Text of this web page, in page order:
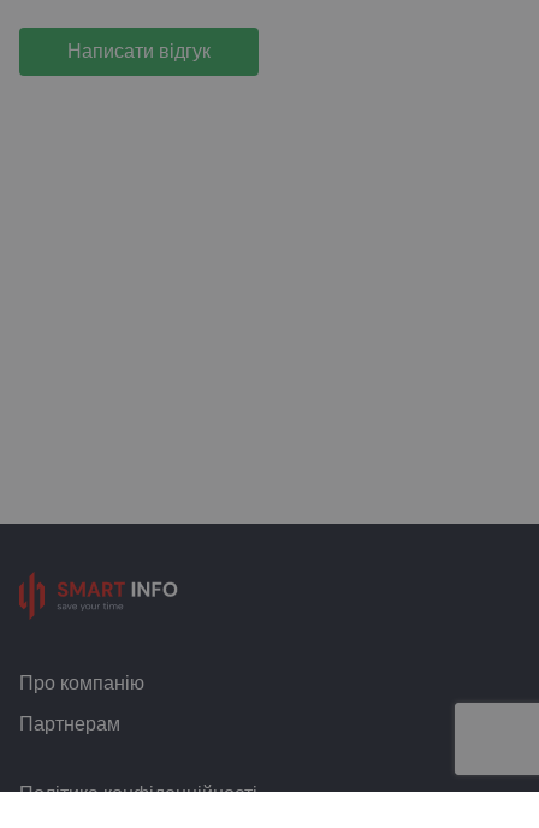
Написати відгук
Про компанію
Партнерам
Політика конфіденційності